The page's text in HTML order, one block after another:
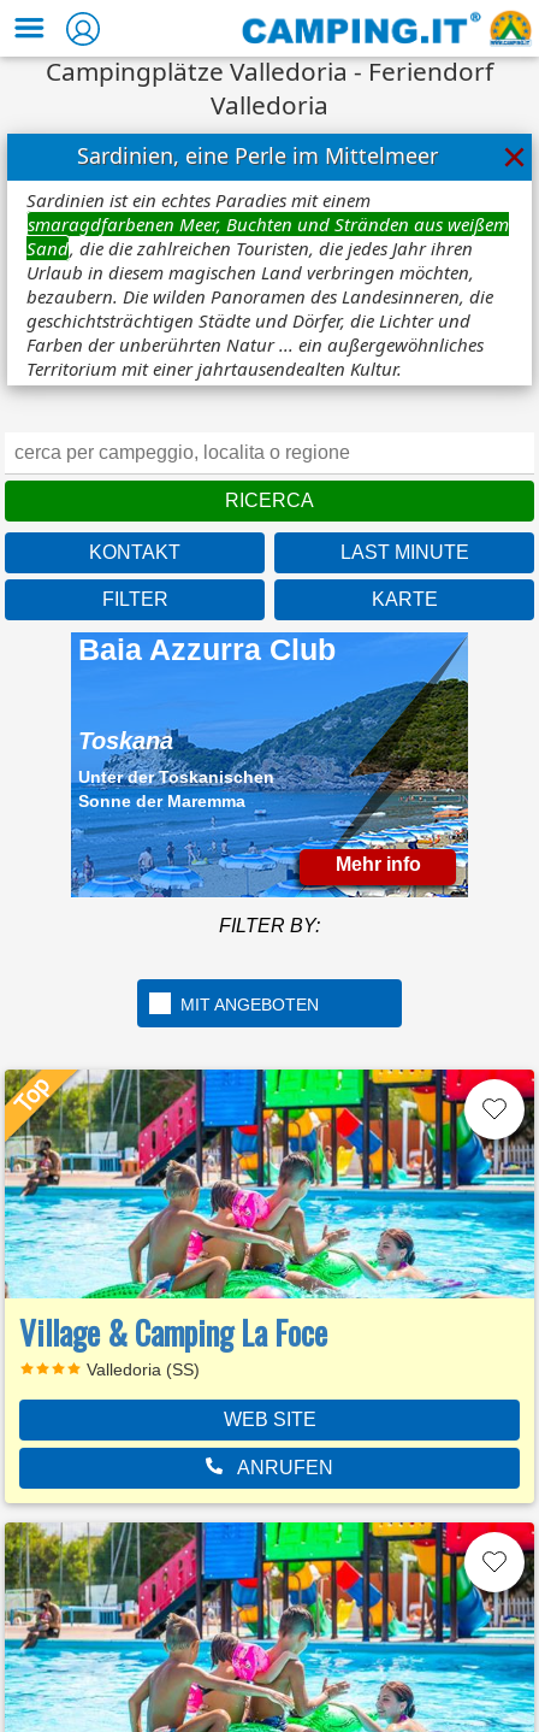
Campingplätze Valledoria - Feriendorf
Valledoria
Sardinien, eine Perle im Mittelmeer ×
Sardinien ist ein echtes Paradies mit einem
smaragdfarbenen Meer, Buchten und Stränden aus weißem
Sand, die die zahlreichen Touristen, die jedes Jahr ihren
Urlaub in diesem magischen Land verbringen möchten,
bezaubern. Die wilden Panoramen des Landesinneren, die
geschichtsträchtigen Städte und Dörfer, die Lichter und
Farben der unberührten Natur ... ein außergewöhnliches
Territorium mit einer jahrtausendealten Kultur.
KONTAKT LAST MINUTE
FILTER KARTE
Baia Azzurra Club
Toskana
Unter der Toskanischen
Sonne der Maremma
Mehr info
FILTER BY:
MIT ANGEBOTEN
Village & Camping La Foce
Valledoria (SS)
WEB SITE
ANRUFEN